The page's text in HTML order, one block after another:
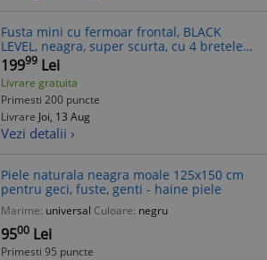
Fusta mini cu fermoar frontal, BLACK
LEVEL, neagra, super scurta, cu 4 bretele
detasabile
19999 Lei
Livrare gratuita
Primesti 200 puncte
Livrare Joi, 13 Aug
Vezi detalii ›
Piele naturala neagra moale 125x150 cm
pentru geci, fuste, genti - haine piele
Marime: universal Culoare: negru
9500 Lei
Primesti 95 puncte